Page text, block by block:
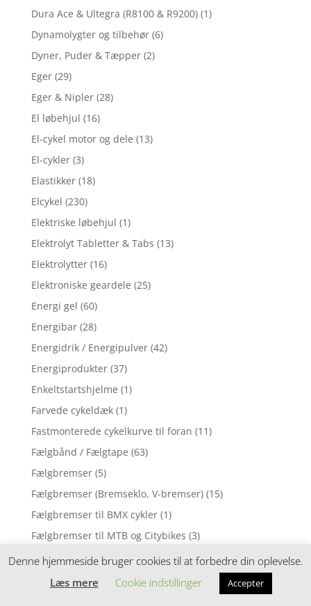
Dura Ace & Ultegra (R8100 & R9200) (1)
Dynamolygter og tilbehør (6)
Dyner, Puder & Tæpper (2)
Eger (29)
Eger & Nipler (28)
El løbehjul (16)
El-cykel motor og dele (13)
El-cykler (3)
Elastikker (18)
Elcykel (230)
Elektriske løbehjul (1)
Elektrolyt Tabletter & Tabs (13)
Elektrolytter (16)
Elektroniske geardele (25)
Energi gel (60)
Energibar (28)
Energidrik / Energipulver (42)
Energiprodukter (37)
Enkeltstartshjelme (1)
Farvede cykeldæk (1)
Fastmonterede cykelkurve til foran (11)
Fælgbånd / Fælgtape (63)
Fælgbremser (5)
Fælgbremser (Bremseklo, V-bremser) (15)
Fælgbremser til BMX cykler (1)
Fælgbremser til MTB og Citybikes (3)
Fælgbremser til racercykler (28)
Fælge
Denne hjemmeside bruger cookies til at forbedre din oplevelse.
Læs mere
Cookie indstillinger Accepter